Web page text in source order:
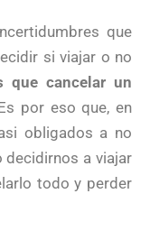
que
si viajar o no
que cancelar un
por eso que, en
obligados a no
decidirnos a viajar
todo y perder